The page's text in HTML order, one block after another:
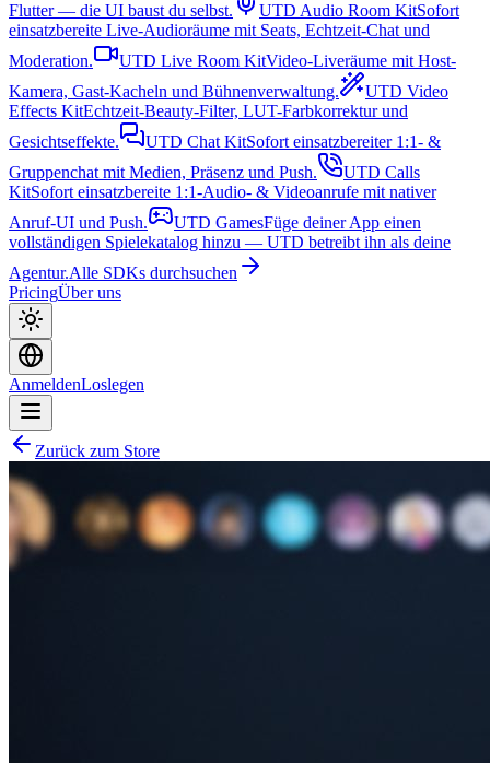
Flutter — die UI baust du selbst.
UTD Audio Room KitSofort
einsatzbereite Live-Audioräume mit Seats, Echtzeit-Chat und
Moderation.
UTD Live Room KitVideo-Liveräume mit Host-
Kamera, Gast-Kacheln und Bühnenverwaltung.
UTD Video
Effects KitEchtzeit-Beauty-Filter, LUT-Farbkorrektur und
Gesichtseffekte.
UTD Chat KitSofort einsatzbereiter 1:1- &
Gruppenchat mit Medien, Präsenz und Push.
UTD Calls
KitSofort einsatzbereite 1:1-Audio- & Videoanrufe mit nativer
Anruf-UI und Push.
UTD GamesFüge deiner App einen
vollständigen Spielekatalog hinzu — UTD betreibt ihn als deine
Agentur.Alle SDKs durchsuchen
PricingÜber uns
AnmeldenLoslegen
Zurück zum Store